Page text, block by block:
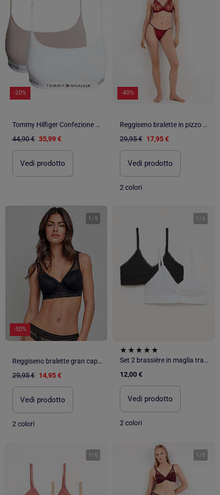
-20%
Tommy Hilfiger Confezione da 2 Bralette Donna
44,90 € 35,99 €
Vedi prodotto
-40%
Reggiseno bralette in pizzo floreale effetto push up
29,95 € 17,95 €
Vedi prodotto
2 colori
1 / 5
-50%
Reggiseno bralette gran capienza disponibile nelle coppe B, C e D
29,95 € 14,95 €
Vedi prodotto
2 colori
1 / 6
Set 2 brassière in maglia trapuntata
12,00 €
Vedi prodotto
2 colori
1 / 6 1 / 5